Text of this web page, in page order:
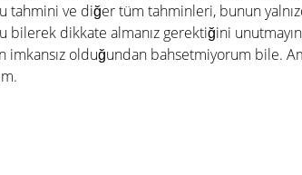
tahmini ve diğer tüm tahminleri, bunun
bilerek dikkate almanız gerektiğini
imkansız olduğundan bahsetmiyorum bile.